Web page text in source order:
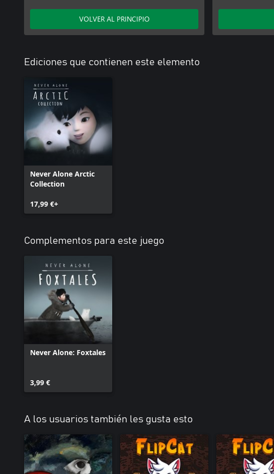
VOLVER AL PRINCIPIO
Ediciones que contienen este elemento
Never Alone Arctic
Collection
17,99 €+
Complementos para este juego
Never Alone: Foxtales
3,99 €
A los usuarios también les gusta esto